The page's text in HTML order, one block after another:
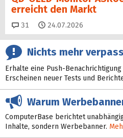
erreicht den Markt
31 Kommentare
24.07.2026
Nichts mehr
Erhalte eine Push-
Erscheinen neuer Tests und
Warum
ComputerBase berichtet
Inhalte, sondern Werbebanner.